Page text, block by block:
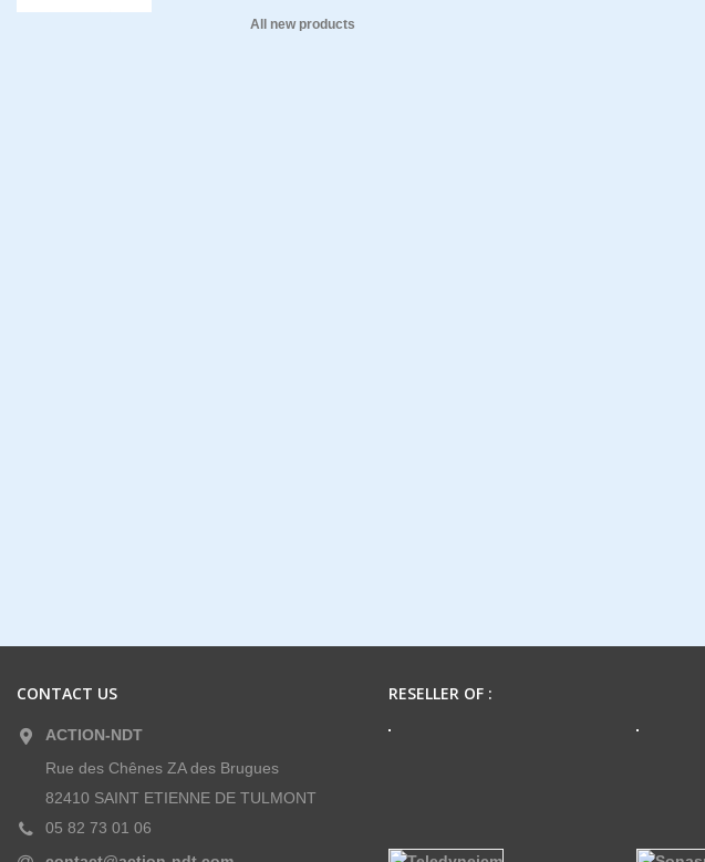
All new products
CONTACT US
ACTION-NDT
Rue des Chênes ZA des Brugues
82410 SAINT ETIENNE DE TULMONT
05 82 73 01 06
RESELLER OF :